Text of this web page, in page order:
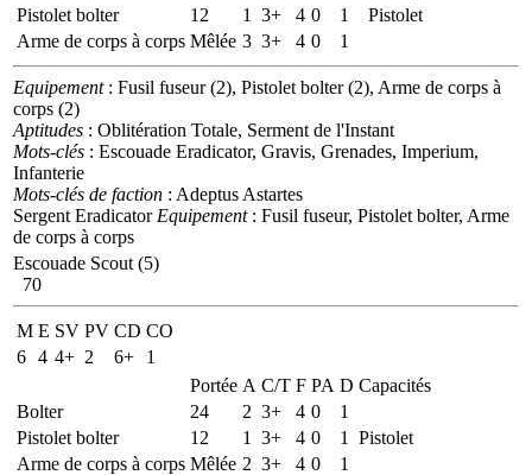
Pistolet bolter
12 1 3+ 4 0 1
Pistolet
Arme de corps à corps Mêlée 3 3+ 4 0 1
Equipement: Fusil fuseur (2), Pistolet bolter (2), Arme de corps à
corps (2)
Aptitudes : Oblitération Totale, Serment de l'Instant
Mots-clés : Escouade Eradicator, Gravis, Grenades, Imperium,
Infanterie
Mots-clés de faction : Adeptus Astartes
Sergent Eradicator Equipement: Fusil fuseur, Pistolet bolter, Arme
de corps à corps
Escouade Scout (5)
70
M E SV PV CD CO
6 4 4+ 2 6+
1
Portée A C/T F PA D Capacités
Bolter
24 2 3+ 4 0
1
Pistolet bolter
12 1 3+ 4 0 1
Pistolet
Arme de corps à corps Mêlée 2 3+ 4 0 1